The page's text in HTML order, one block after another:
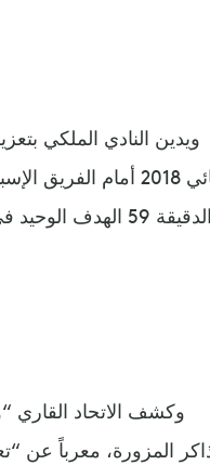
ويدين النادي الملكي
وكشف الاتحاد القاري
المزورة، معرباً عن